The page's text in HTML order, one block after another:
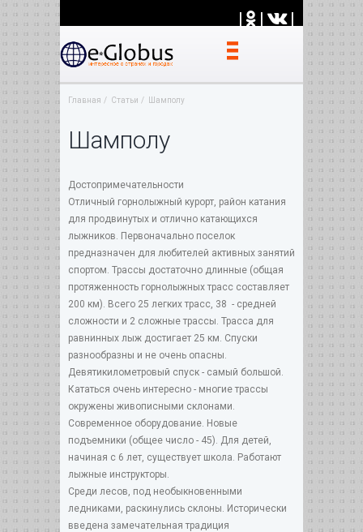
| | |
Главная Статьи Шамполу
Шамполу
Достопримечательности
Отличный горнолыжный курорт, район катания
для продвинутых и отлично катающихся
лыжников. Первоначально поселок
предназначен для любителей активных занятий
спортом. Трассы достаточно длинные (общая
протяженность горнолыжных трасс составляет
200 км). Всего 25 легких трасс, 38 - средней
сложности и 2 сложные трассы. Трасса для
равнинных лыж достигает 25 км. Спуски
разнообразны и не очень опасны.
Девятикилометровый спуск - самый большой.
Кататься очень интересно - многие трассы
окружены живописными склонами.
Современное оборудование. Новые
подъемники (общее число - 45). Для детей,
начиная с 6 лет, существует школа. Работают
лыжные инструкторы.
Среди лесов, под необыкновенными
ледниками, раскинулись склоны. Исторически
введена замечательная традиция